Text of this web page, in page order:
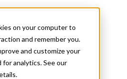
on your computer to
and remember you.
and customize your
analytics. See our